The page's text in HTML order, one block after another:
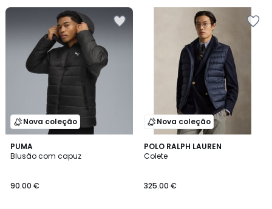
Nova coleção
PUMA
Blusão com capuz
90.00 €
Nova coleção
POLO RALPH LAUREN
Colete
325.00 €
2
Cores